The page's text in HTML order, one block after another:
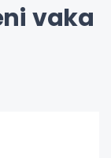
vaka